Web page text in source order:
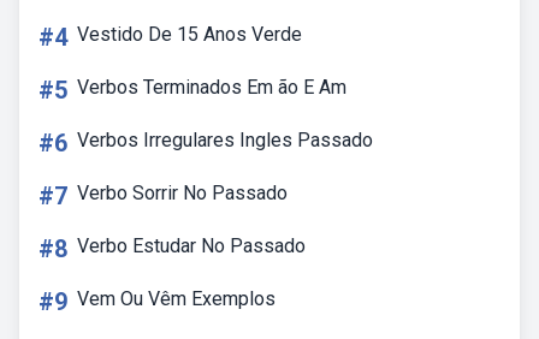
#4 Vestido De 15 Anos Verde
#5 Verbos Terminados Em ão E Am
#6 Verbos Irregulares Ingles Passado
#7 Verbo Sorrir No Passado
#8 Verbo Estudar No Passado
#9 Vem Ou Vêm Exemplos